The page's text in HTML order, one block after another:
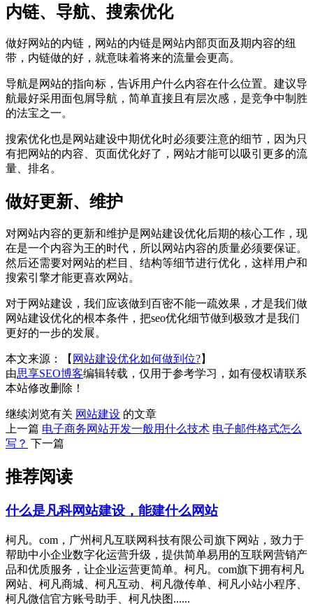
内链、导航、搜索优化
做好网站的内链，网站的内链是网站内部页面及期内容的纽
带，内链做的好，就意味着将来的流量会更高。
导航是网站的指向标，告诉用户什么内容在什么位置。建议导
航最好采用面包屑导航，简单直接且有层次感，是竞争中制胜
的法宝之一。
搜索优化也是网站建设中期优化时必须要注意的细节，因为只
有把网站的内容、页面优化好了，网站才能可以吸引更多的流
量、排名。
做好更新、维护
对网站内容的更新和维护是网站建设优化后期的核心工作，现
在是一个内容为王的时代，所以网站内容的质量必须要保证。
然后还需要对网站的栏目、结构等细节进行优化，这样用户和
搜索引擎才能更喜欢网站。
对于网站建设，我们应该做到百密不能一疏效果，才是我们做
网站建设优化的根本条件，把seo优化细节做到极致才是我们
更好的一步的发展。
本文来源：【 网站建设优化如何做到位?】
由思享SEO博客编辑转载，仅用于参考学习，如有侵权请联系
本站修改删除！
继续浏览有关 网站建设 的文章
上一篇 电子商务网站开发一般用什么技术 电子邮件格式怎么
写？ 下一篇
推荐阅读
什么是凡科网站建设，能建什么网站
柯凡。com，广州柯凡互联网科技有限公司旗下网站，致力于
帮助中小企业数字化运营升级，提供简单易用的互联网营销产
品和优质服务，让企业运营更简单。柯凡。com旗下拥有柯凡
网站、柯凡商城、柯凡互动、柯凡微传单、柯凡小站小程序、
柯凡微信官方账号助手、柯凡快图......